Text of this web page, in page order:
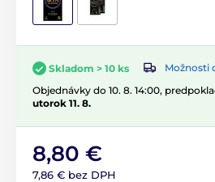
Skladom > 10 ks
Možnosti
Objednávky do 10. 8. 14:00,
utorok 11. 8.
8,80 €
7,86 € bez DPH